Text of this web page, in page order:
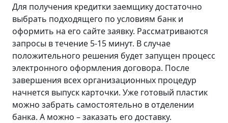
Для получения кредитки заемщику достаточно
выбрать подходящего по условиям банк и
оформить на его сайте заявку. Рассматриваются
запросы в течение 5-15 минут. В случае
положительного решения будет запущен процесс
электронного оформления договора. После
завершения всех организационных процедур
начнется выпуск карточки. Уже готовый пластик
можно забрать самостоятельно в отделении
банка. А можно – заказать его доставку.